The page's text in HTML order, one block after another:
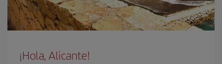
¡Hola, Alicante!